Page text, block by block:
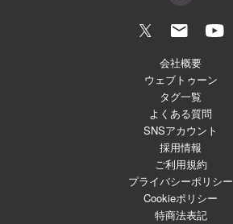
会社概要
ウェブトゥーン
タグ一覧
よくある質問
SNSアカウント
採用情報
ご利用規約
プライバシーポリシー
Cookieポリシー
特商法表記